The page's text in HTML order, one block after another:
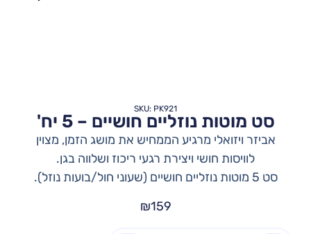
SKU: PK921
סט מוטות נוזליים חושיים – 5 יח'
אביזר ויזואלי מרגיע הממחיש את מושג הזמן, מצוין
לוויסות חושי ויצירת רגעי ריכוז ושלווה בגן.
סט 5 מוטות נוזליים חושיים (שעוני חול/בועות נוזל).
₪159